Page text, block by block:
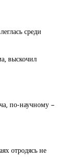
среди
выскочил
по-научному –
отродясь не